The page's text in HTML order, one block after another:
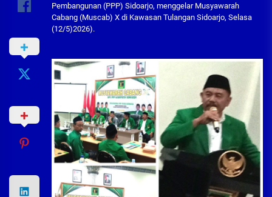
Pembangunan (PPP) Sidoarjo, menggelar Musyawarah
Cabang (Muscab) X di Kawasan Tulangan Sidoarjo, Selasa
(12/5)2026).